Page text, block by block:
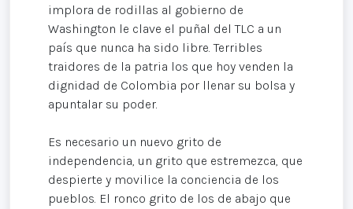
implora de rodillas al gobierno de
Washington le clave el puñal del TLC a un
país que nunca ha sido libre. Terribles
traidores de la patria los que hoy venden la
dignidad de Colombia por llenar su bolsa y
apuntalar su poder.
Es necesario un nuevo grito de
independencia, un grito que estremezca, que
despierte y movilice la conciencia de los
pueblos. El ronco grito de los de abajo que